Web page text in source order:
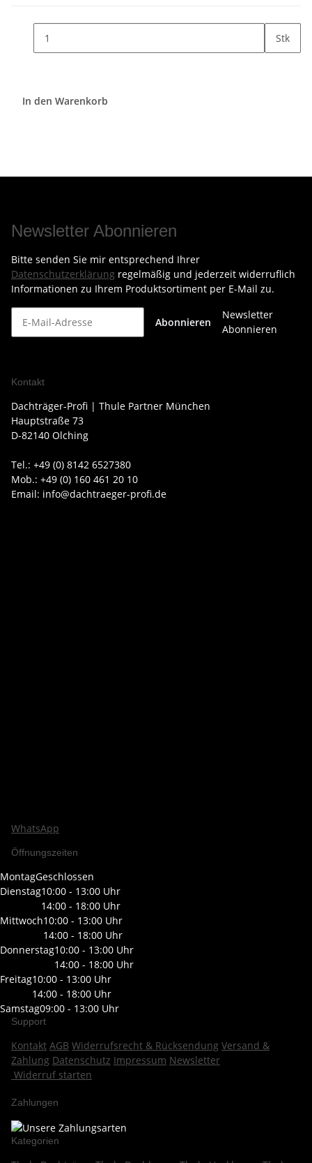
Stk
In den Warenkorb
Newsletter Abonnieren
Bitte senden Sie mir entsprechend Ihrer
Datenschutzerklärung regelmäßig und jederzeit widerruflich
Informationen zu Ihrem Produktsortiment per E-Mail zu.
Abonnieren
Newsletter
Abonnieren
Kontakt
Dachträger-Profi | Thule Partner München
Hauptstraße 73
D-82140 Olching
Tel.: +49 (0) 8142 6527380
Mob.: +49 (0) 160 461 20 10
Email: info@dachtraeger-profi.de
WhatsApp
Öffnungszeiten
MontagGeschlossen
Dienstag10:00 - 13:00 Uhr
14:00 - 18:00 Uhr
Mittwoch10:00 - 13:00 Uhr
14:00 - 18:00 Uhr
Donnerstag10:00 - 13:00 Uhr
14:00 - 18:00 Uhr
Freitag10:00 - 13:00 Uhr
14:00 - 18:00 Uhr
Samstag09:00 - 13:00 Uhr
Support
Kontakt AGB Widerrufsrecht & Rücksendung Versand &
Zahlung Datenschutz Impressum Newsletter
Widerruf starten
Zahlungen
Kategorien